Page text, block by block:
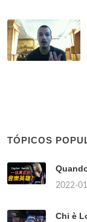
TÓPICOS
2022-
Chi è